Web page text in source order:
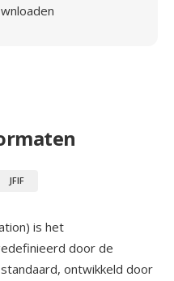
JFIF
is het
door de
ontwikkeld door